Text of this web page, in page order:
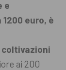
e
euro, è
ai 200